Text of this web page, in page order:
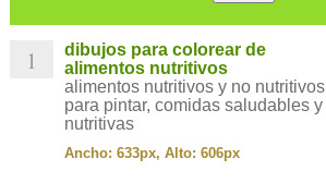
1
dibujos para colorear de
alimentos nutritivos
alimentos nutritivos y no nutritivos
para pintar, comidas saludables y
nutritivas
Ancho: 633px, Alto: 606px